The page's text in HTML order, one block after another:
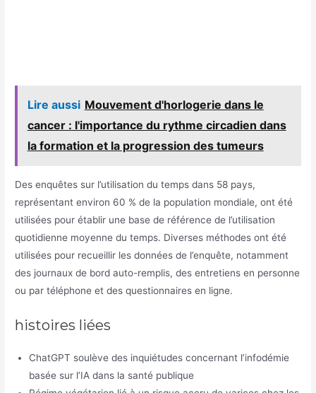
Lire aussi Mouvement d'horlogerie dans le
cancer : l'importance du rythme circadien dans
la formation et la progression des tumeurs
Des enquêtes sur l’utilisation du temps dans 58 pays,
représentant environ 60 % de la population mondiale, ont été
utilisées pour établir une base de référence de l’utilisation
quotidienne moyenne du temps. Diverses méthodes ont été
utilisées pour recueillir les données de l’enquête, notamment
des journaux de bord auto-remplis, des entretiens en personne
ou par téléphone et des questionnaires en ligne.
histoires liées
ChatGPT soulève des inquiétudes concernant l’infodémie
basée sur l’IA dans la santé publique